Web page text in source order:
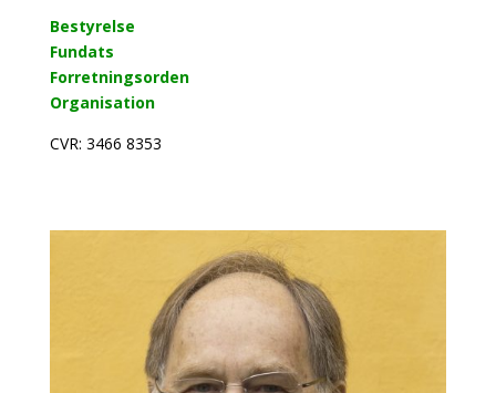
Bestyrelse
Fundats
Forretningsorden
Organisation
CVR: 3466 8353